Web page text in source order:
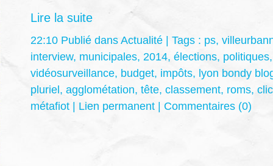
Lire la suite
22:10 Publié dans Actualité | Tags : ps,
interview, municipales, 2014, élections, politiques
vidéosurveillance, budget, impôts, lyon bondy
pluriel , agglométation, tête, classement, roms, clic
métafiot
Lien permanent Commentaires (0)